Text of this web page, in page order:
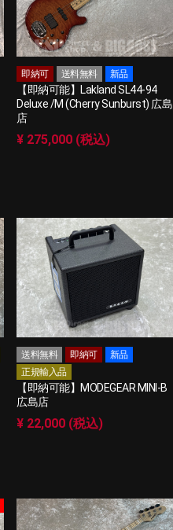
即納可 送料無料 新品
【即納可能】Lakland SL44-94
Deluxe /M (Cherry Sunburst) 広島
店
¥ 275,000 (税込)
送料無料 即納可
新品
正規輸入品
【即納可能】MODEGEAR MINI-B
広島店
¥ 22,000 (税込)